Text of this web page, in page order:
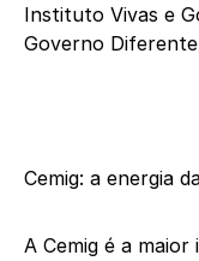
Instituto Vivas e
Governo
Cemig: a energia
A Cemig é a